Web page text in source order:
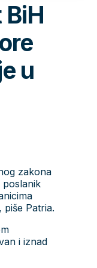
BiH
u
zakona
poslanik
piše Patria.
i iznad